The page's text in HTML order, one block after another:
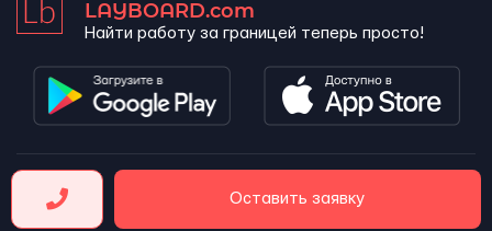
Оставить заявку
LAYBOARD.com
Найти работу за границей теперь просто!
LAYBOARD, SL Copyright 2026 ©